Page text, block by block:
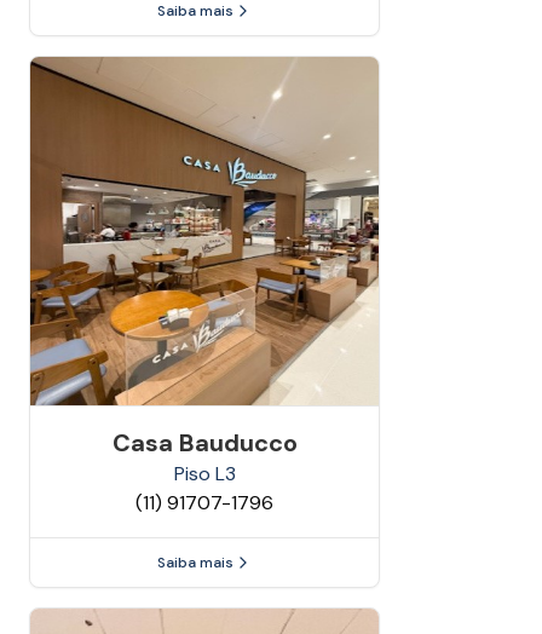
Saiba mais
Casa Bauducco
Piso L3
(11) 91707-1796
Saiba mais